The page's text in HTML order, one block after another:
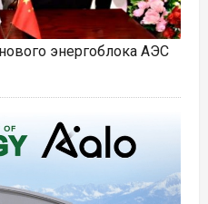
энергоблока АЭС